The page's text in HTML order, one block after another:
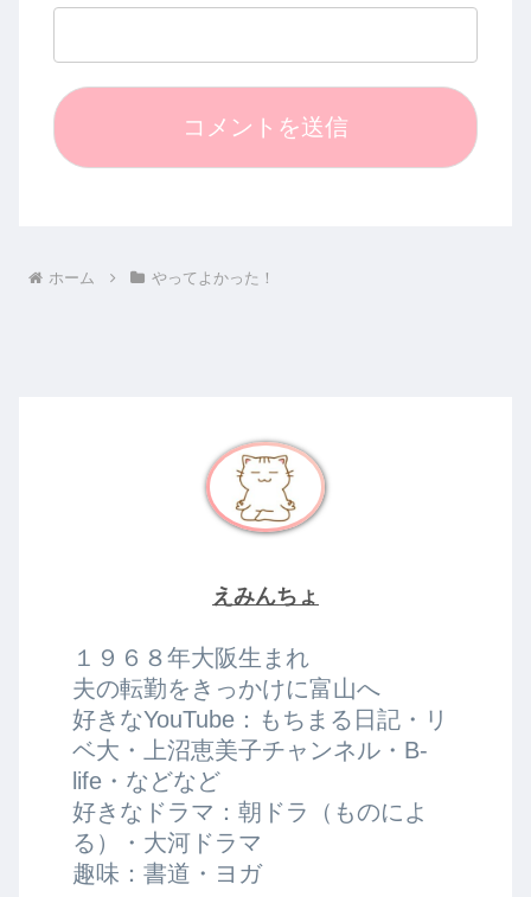
ホーム やってよかった！
えみんちょ
１９６８年大阪生まれ
夫の転勤をきっかけに富山へ
好きなYouTube：もちまる日記・リ
ベ大・上沼恵美子チャンネル・B-
life・などなど
好きなドラマ：朝ドラ（ものによ
る）・大河ドラマ
趣味：書道・ヨガ